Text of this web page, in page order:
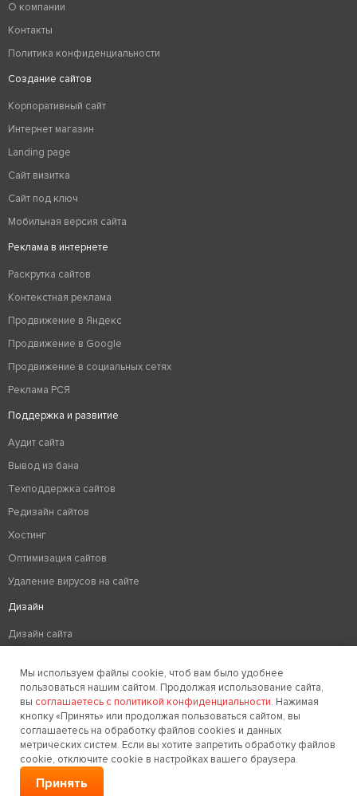
О компании
Контакты
Политика конфиденциальности
Создание сайтов
Корпоративный сайт
Интернет магазин
Landing page
Сайт визитка
Сайт под ключ
Мобильная версия сайта
Реклама в интернете
Раскрутка сайтов
Контекстная реклама
Продвижение в Яндекс
Продвижение в Google
Продвижение в социальных сетях
Реклама РСЯ
Поддержка и развитие
Аудит сайта
Вывод из бана
Техподдержка сайтов
Редизайн сайтов
Хостинг
Оптимизация сайтов
Удаление вирусов на сайте
Дизайн
Дизайн сайта
Создание фирменного стиля
Заказать звонок
Мы используем файлы cookie, чтоб вам было удобнее
пользоваться нашим сайтом. Продолжая использование сайта,
вы соглашаетесь с политикой конфиденциальности. Нажимая
кнопку «Принять» или продолжая пользоваться сайтом, вы
соглашаетесь на обработку файлов cookies и данных
метрических систем. Если вы хотите запретить обработку файлов
cookie, отключите cookie в настройках вашего браузера.
Принять